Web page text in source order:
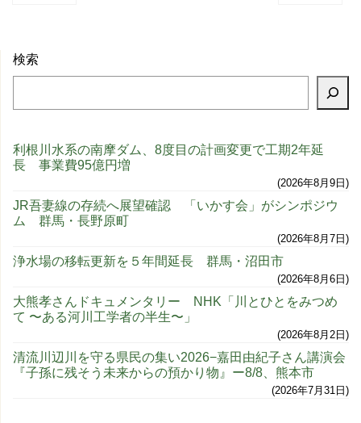
検索
利根川水系の南摩ダム、8度目の計画変更で工期2年延
長 事業費95億円増
2026年8月9日
JR吾妻線の存続へ展望確認 「いかす会」がシンポジウ
ム 群馬・長野原町
2026年8月7日
浄水場の移転更新を５年間延長 群馬・沼田市
2026年8月6日
大熊孝さんドキュメンタリー NHK「川とひとをみつめ
て 〜ある河川工学者の半生〜」
2026年8月2日
清流川辺川を守る県民の集い2026−嘉田由紀子さん講演会
『子孫に残そう未来からの預かり物』ー8/8、熊本市
2026年7月31日